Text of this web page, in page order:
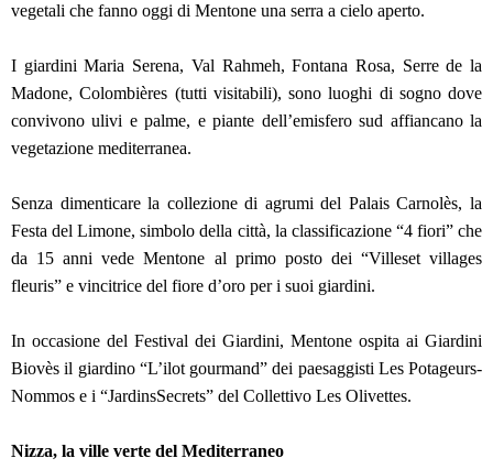
vegetali che fanno oggi di Mentone una serra a cielo aperto.
I giardini Maria Serena, Val Rahmeh, Fontana Rosa, Serre de la
Madone, Colombières (tutti visitabili), sono luoghi di sogno dove
convivono ulivi e palme, e piante dell’emisfero sud affiancano la
vegetazione mediterranea.
Senza dimenticare la collezione di agrumi del Palais Carnolès, la
Festa del Limone, simbolo della città, la classificazione “4 fiori” che
da 15 anni vede Mentone al primo posto dei “Villeset villages
fleuris” e vincitrice del fiore d’oro per i suoi giardini.
In occasione del Festival dei Giardini, Mentone ospita ai Giardini
Biovès il giardino “L’ilot gourmand” dei paesaggisti Les Potageurs-
Nommos e i “JardinsSecrets” del Collettivo Les Olivettes.
Nizza, la ville verte del Mediterraneo